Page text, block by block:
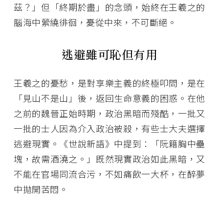
茲？」但「終期於盡」的念頭，始終在王羲之的
腦海中縈繞徘徊，憂從中來，不可斷絕。
逃避雖可恥但有用
王羲之的憂愁，是對享樂主義的終極叩問，是在
「見山不是山」後，返回生命意義的困惑。在他
之前的魏晉正始時期，政治黑暗而殘酷，一批又
一批的士人因為介入政治被殺，有些士大夫選擇
逃避現實。《世說新語》中提到：「阮籍胸中壘
塊，故需酒澆之。」既然現實政治如此黑暗，又
不能在官場同流合污，不如痛飲一大杯，在醉夢
中拋開苦悶。